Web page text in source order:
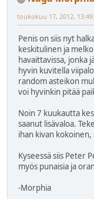
toukokuu 17, 2012,
Penis on siis nyt
keskitulinen ja
havaittavissa, jonka
hyvin kuvitella
random asteikon
voi hyvinkin pitää
Noin 7 kuukautta
saanut lisävaloa.
ihan kivan
Kyseessä siis Peter
myös punaisia ja
-Morphia